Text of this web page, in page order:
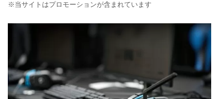
※当サイトはプロモーションが含まれています